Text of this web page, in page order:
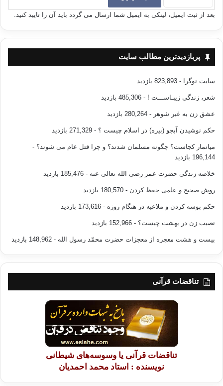
بعد از ثبت ایمیل، لینکی به ایمیل شما ارسال می گردد باید آن را تایید کنید.
پربازدیدترین مطالب سایت
سایت نوگرا - 823,893 بازدید
شعر، زندگی زیبـاســـت ! - 485,306 بازدید
عشق زن به غیر شوهر - 280,264 بازدید
حکم نوشیدن آبجو (بیره) در اسلام چیست ؟ - 271,329 بازدید
میانمار کجاست؟ چگونه مسلمان شدند؟ و چرا قتل عام می شوند؟ -
196,144 بازدید
خلاصه زندگی حضرت عمر رضی الله تعالی عنه - 185,476 بازدید
روش صحیح و علمی حفظ کردن - 180,570 بازدید
حکم بوسه کردن و ملاعبه در هنگام روزه - 173,616 بازدید
نصیب زن در بهشت چیست؟ - 152,966 بازدید
بیست و هشت معجزه از معجزات حضرت محمّد رسول الله - 148,962 بازدید
تناقضات قرآنی
تناقضات قرآنی یا وسوسه‌های شیطانی
نویسنده : استاد محمد احمدیان